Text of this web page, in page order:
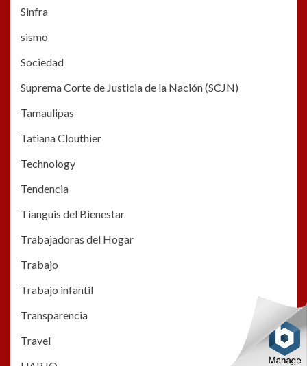
Sinfra
sismo
Sociedad
Suprema Corte de Justicia de la Nación (SCJN)
Tamaulipas
Tatiana Clouthier
Technology
Tendencia
Tianguis del Bienestar
Trabajadoras del Hogar
Trabajo
Trabajo infantil
Transparencia
Travel